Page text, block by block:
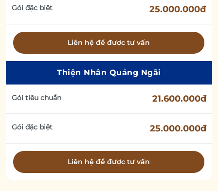
Gói đặc biệt 25.000.000đ
Liên hệ để được tư vấn
Thiện Nhân Quảng Ngãi
Gói tiêu chuẩn 21.600.000đ
Gói đặc biệt 25.000.000đ
Liên hệ để được tư vấn